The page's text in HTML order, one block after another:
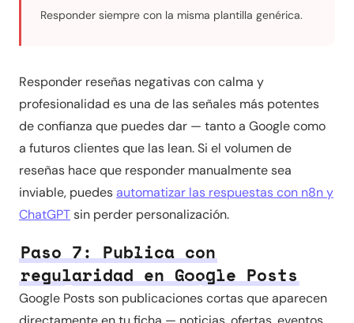
Responder siempre con la misma plantilla genérica.
Responder reseñas negativas con calma y
profesionalidad es una de las señales más potentes
de confianza que puedes dar — tanto a Google como
a futuros clientes que las lean. Si el volumen de
reseñas hace que responder manualmente sea
inviable, puedesautomatizar las respuestas con n8n y
ChatGPTsin perder personalización.
Paso 7: Publica con
regularidad en Google Posts
Google Posts son publicaciones cortas que aparecen